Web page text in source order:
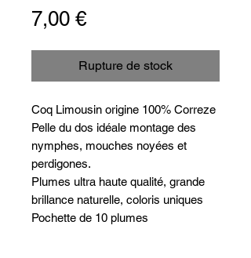
7,00 €Prix
Rupture de stock
Coq Limousin origine 100% Correze
Pelle du dos idéale montage des
nymphes, mouches noyées et
perdigones.
Plumes ultra haute qualité, grande
brillance naturelle, coloris uniques
Pochette de 10 plumes